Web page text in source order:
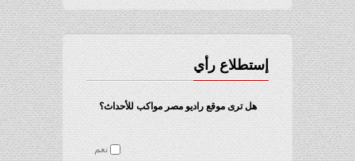
إستطلاع رأي
هل ترى موقع راديو مصر مواكب للأحداث؟
نعم